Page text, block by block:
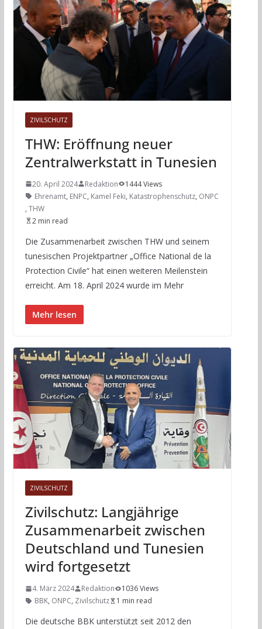
ZIVILSCHUTZ
THW: Eröffnung neuer
Zentralwerkstatt in Tunesien
20. April 2024 Redaktion
1444 Views
Ehrenamt, ENPC, Kamel Feki, Katastrophenschutz, ONPC
, THW
2 min read
Die Zusammenarbeit zwischen THW und seinem
tunesischen Projektpartner „Office National de la
Protection Civile“ hat einen weiteren Meilenstein
erreicht. Am 18. April 2024 wurde im Mehr
Mehr lesen
ZIVILSCHUTZ
Zivilschutz: Langjährige
Zusammenarbeit zwischen
Deutschland und Tunesien
wird fortgesetzt
4. März 2024 Redaktion
1036 Views
BBK, ONPC, Zivilschutz 1 min read
Die deutsche BBK unterstützt seit 2012 den